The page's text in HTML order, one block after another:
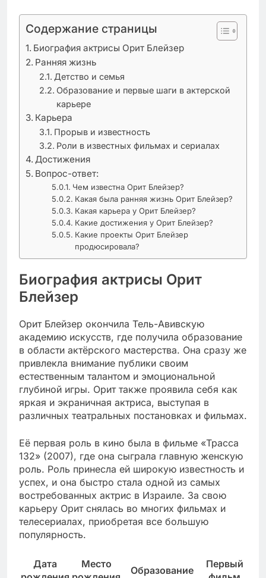
Содержание страницы
Биография актрисы Орит Блейзер
Ранняя жизнь
Детство и семья
Образование и первые шаги в актерской
карьере
Карьера
Прорыв и известность
Роли в известных фильмах и сериалах
Достижения
Вопрос-ответ:
Чем известна Орит Блейзер?
Какая была ранняя жизнь Орит Блейзер?
Какая карьера у Орит Блейзер?
Какие достижения у Орит Блейзер?
Какие проекты Орит Блейзер
продюсировала?
Биография актрисы Орит
Блейзер
Орит Блейзер окончила Тель-Авивскую
академию искусств, где получила образование
в области актёрского мастерства. Она сразу же
привлекла внимание публики своим
естественным талантом и эмоциональной
глубиной игры. Орит также проявила себя как
яркая и экраничная актриса, выступая в
различных театральных постановках и фильмах.
Её первая роль в кино была в фильме «Трасса
132» (2007), где она сыграла главную женскую
роль. Роль принесла ей широкую известность и
успех, и она быстро стала одной из самых
востребованных актрис в Израиле. За свою
карьеру Орит снялась во многих фильмах и
телесериалах, приобретая все большую
популярность.
Дата
Место
Образование
Первый